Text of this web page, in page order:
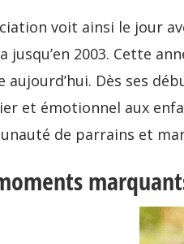
voit ainsi le jour
jusqu’en 2003. Cette
aujourd’hui. Dès ses
et émotionnel aux
de parrains et